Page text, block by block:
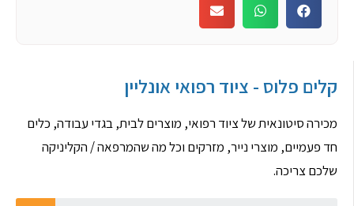
קלים פלוס - ציוד רפואי אונליין
מכירה סיטונאית של ציוד רפואי, מוצרים לבית, בגדי עבודה, כלים
חד פעמיים, מוצרי נייר, מזרקים וכל מה שהמרפאה / הקליניקה
שלכם צריכה.